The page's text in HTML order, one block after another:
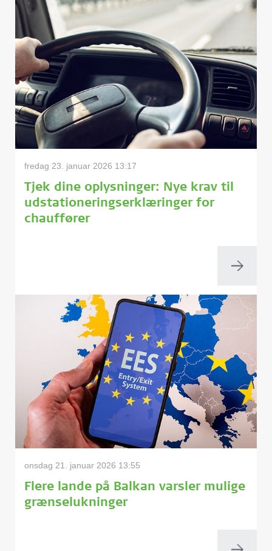
fredag 23. januar 2026 13:17
Tjek dine oplysninger: Nye krav til
udstationeringserklæringer for
chauffører
onsdag 21. januar 2026 13:55
Flere lande på Balkan varsler mulige
grænselukninger